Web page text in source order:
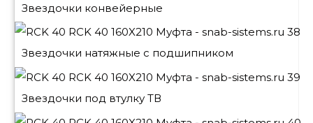
Звездочки конвейерные
Звездочки натяжные с подшипником
Звездочки под втулку ТВ